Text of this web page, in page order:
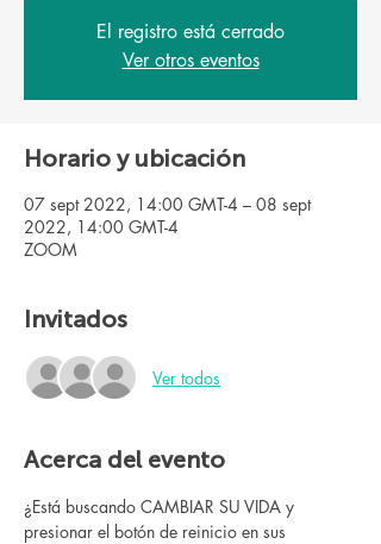
El registro está cerrado
Ver otros eventos
Horario y ubicación
07 sept 2022, 14:00 GMT-4 – 08 sept
2022, 14:00 GMT-4
ZOOM
Invitados
Ver todos
Acerca del evento
¿Está buscando CAMBIAR SU VIDA y
presionar el botón de reinicio en sus